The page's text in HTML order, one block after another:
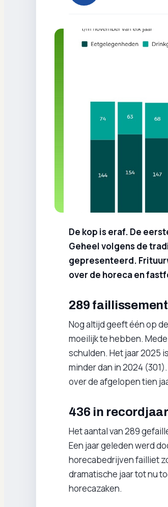
De kop is eraf. De
Geheel volgens de
gepresenteerd.
over de horeca en
289
Nog altijd geeft één op
moeilijk te hebben.
schulden. Het jaar 2025
minder dan in 2024
over de afgelopen tien
436 in recordjaar
Het aantal van 289
Een jaar geleden werd
horecabedrijven failliet
dramatische jaar tot nu
horecazaken.